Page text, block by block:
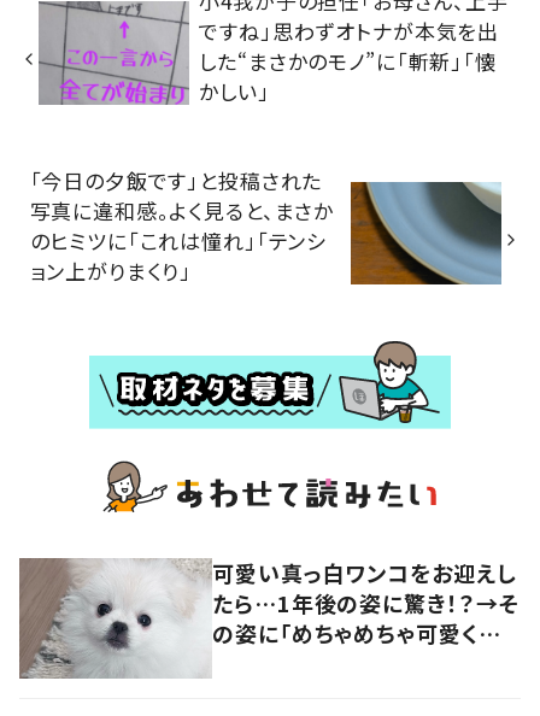
ですね」思わずオトナが本気を出
した“まさかのモノ”に「斬新」「懐
かしい」
「今日の夕飯です」と投稿された
写真に違和感。よく見ると、まさか
のヒミツに「これは憧れ」「テンシ
ョン上がりまくり」
可愛い真っ白ワンコをお迎えし
たら…1年後の姿に驚き！？→そ
の姿に「めちゃめちゃ可愛くて